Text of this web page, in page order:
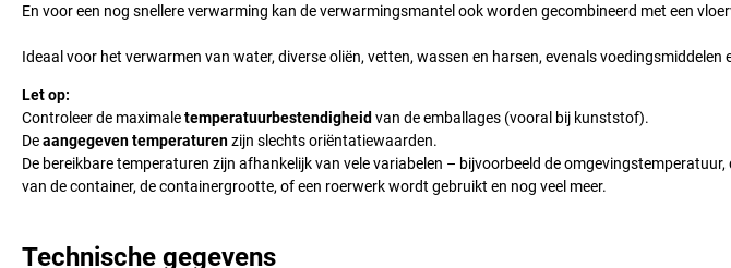
En voor een nog snellere verwarming kan de verwarmingsmantel ook worden gecombineerd met een
Ideaal voor het verwarmen van water, diverse oliën, vetten, wassen en harsen, evenals
Let op:
Controleer de maximaletemperatuurbestendigheid van de emballages (vooral bij kunststof).
Deaangegeven temperaturenzijn slechts oriëntatiewaarden.
De bereikbare temperaturen zijn afhankelijk van vele variabelen – bijvoorbeeld de
van de container, de containergrootte, of een roerwerk wordt gebruikt en nog veel meer.
Technische gegevens